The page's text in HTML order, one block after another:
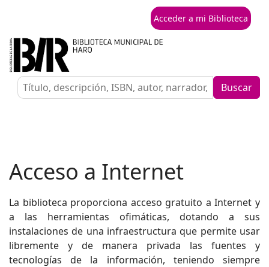
Acceder a mi Biblioteca
Buscar
Acceso a Internet
La biblioteca proporciona acceso gratuito a Internet y
a las herramientas ofimáticas, dotando a sus
instalaciones de una infraestructura que permite usar
libremente y de manera privada las fuentes y
tecnologías de la información, teniendo siempre